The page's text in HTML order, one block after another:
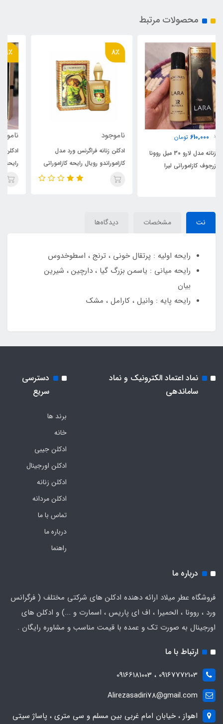
محصولات مرتبط
8٪
ناموجود
ادکلن زنانه فراگرنس ورد مدل
کازاموراندو رویال رایحه کازاموراتی
ادکلن میسون مدل کازاموراتی لیسا
رایحه کازاموراتی لیرا(Lisa)Xerjoff
Casamorati Lira
نت مشخصات دیدگاه‌ها
رایحه اولیه : پرتقال خونی ، ترنج ، اسطوخدوس
رایحه میانی : یاسمن بزرگ گیا ، دارچین ، شیرین
بیان
رایحه پایه : وانیل ، کارامل ، مشک
نماد اعتماد الکترونیک و نماد
ساماندهی
دسترسی
سریع
برند ها
خانه
ادکلن جیبی
ادکلن اورجینال
ادکلن زنانه
ادکلن مردانه
تماس با ما
درباره ما
راهنما
درباره ما
فروشگاه عطر میلاد ارائه دهنده ادکلن های شرکتی مختلف ( فرگرانس
ورد ، روونا ، الحمیرا ، اف ای پاریس ، اسمارت و ...) و ادکلن های
اورجینال به صورت تک و عمده با قیمت مناسب و مشاوره رایگان .
ارتباط با ما
09167772103 ، 09166181003
Alirezasadiri78@gmail.com
اهواز ، خیابان امام غربی بین مسلم و سی متری ، پاساژ سیتی